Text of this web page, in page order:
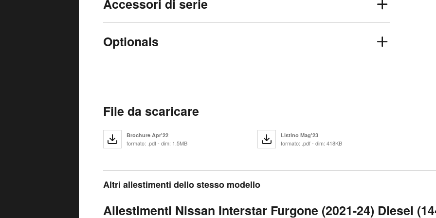
Accessori di serie
Optionals
File da scaricare
Brochure Apr'22
formato: .pdf - dim: 1.5MB
Listino Mag'23
formato: .pdf - dim: 418KB
Altri allestimenti dello stesso modello
Allestimenti Nissan Interstar Furgone (2021-24) Diesel